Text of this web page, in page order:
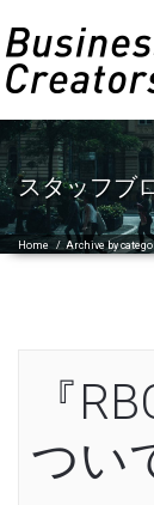
スタッフブ
Home /Archive by
『
つい